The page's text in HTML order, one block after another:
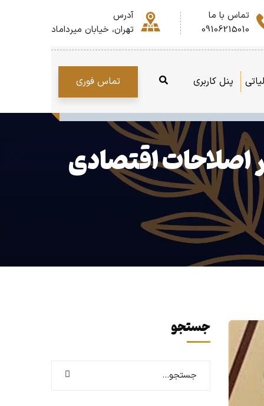
تماس با ما
09106215010
آدرس
تهران، خیابان میرداماد
پنل کاربری تماس فوری
اصلاحات اقتصادی
جستجو